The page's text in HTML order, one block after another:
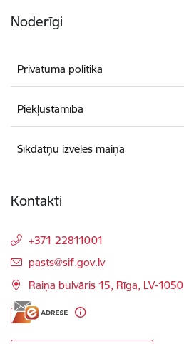
Noderīgi
Privātuma politika
Piekļūstamība
Sīkdatņu izvēles maiņa
Kontakti
+371 22811001
E-pasts:
pasts@sif.gov.lv
Raiņa bulvāris 15, Rīga, LV-1050